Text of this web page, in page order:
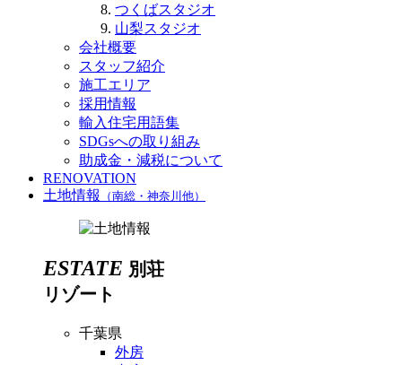
つくばスタジオ
山梨スタジオ
会社概要
スタッフ紹介
施工エリア
採用情報
輸入住宅用語集
SDGsへの取り組み
助成金・減税について
RENOVATION
土地情報
（南総・神奈川他）
ESTATE 別荘
リゾート
千葉県
外房